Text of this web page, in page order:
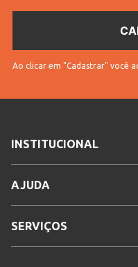
Ao clicar em "Cadastrar" você
INSTITUCIONAL
AJUDA
SERVIÇOS